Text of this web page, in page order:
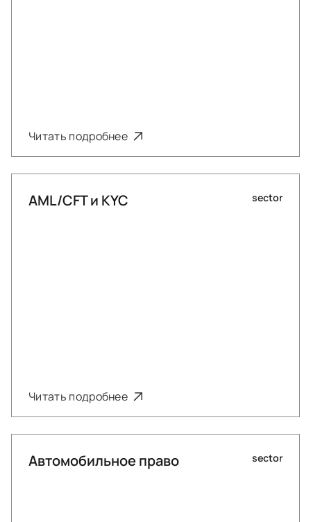
Читать подробнее
AML/CFT и KYC sector
Читать подробнее
Автомобильное право sector